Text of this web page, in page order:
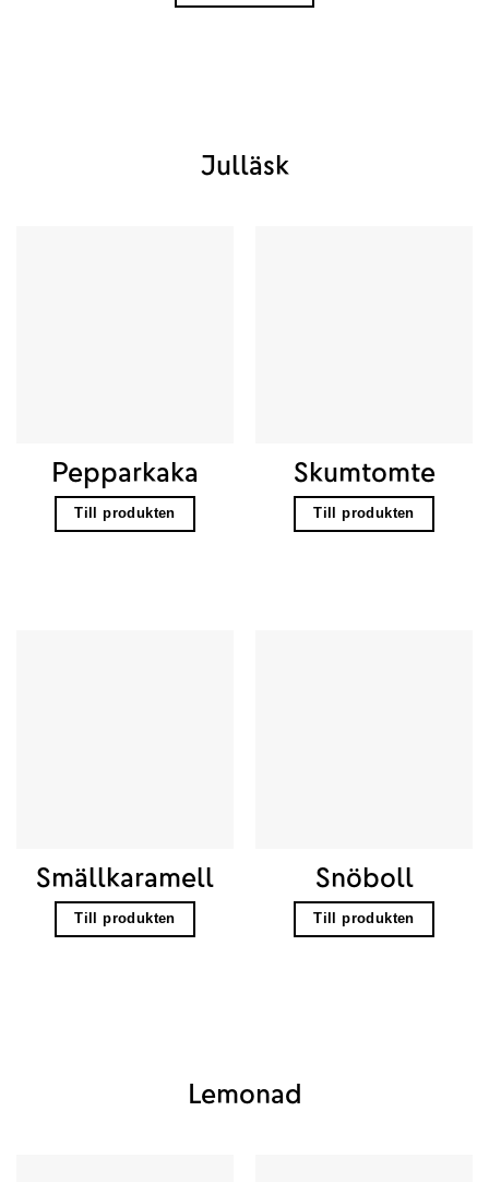
Julläsk
Pepparkaka
Till produkten
Skumtomte
Till produkten
Smällkaramell
Till produkten
Snöboll
Till produkten
Lemonad